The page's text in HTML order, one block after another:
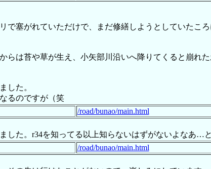
で塞がれていただけで、まだ修繕しようとしていたこ
らは苔や草が生え、小矢部川沿いへ降りてくると崩れ
した。
るのですが（笑
/road/bunao/main.html
した。r34を知ってる以上知らないはずがないよなあ…と
/road/bunao/main.html